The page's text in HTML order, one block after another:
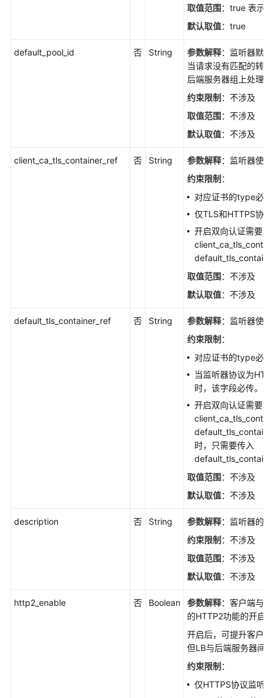
监
已
器
取值范围：true 表示
默认取值：true
default_pool_id 否 String 参数解释：监听器默
当请求没有匹配的转
后端服务器组上处理。
约束限制 ：不涉及
取值范围：不涉及
默认取值：不涉及
client_ca_tls_container_ref 否 String 参数解释：监听器使
约束限制 ：
对应证书的type必
仅TLS和HTTPS协
开启双向认证需要
取值范围：不涉及
默认取值：不涉及
default_tls_container_ref 否 String 参数解释：监听器使
约束限制 ：
对应证书的type必
当监听器协议为
时，该字段必传。
开启双向认证需要
时，只需要传入
取值范围：不涉及
默认取值：不涉及
description 否 String 参数解释：监听器的
约束限制 ：不涉及
取值范围：不涉及
默认取值：不涉及
http2_enable 否 Boolean 参数解释：客户端与
的HTTP2功能的开启
开启后，可提升客户
但LB与后端服务器间
约束限制 ：
仅HTTPS协议监听